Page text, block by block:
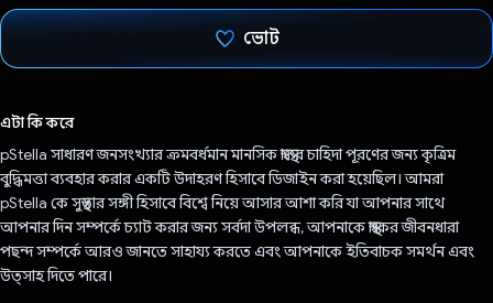
ভোট
এটা কি করে
pStella সাধারণ জনসংখ্যার ক্রমবর্ধমান মানসিক স্বাস্থ্যের চাহিদা পূরণের জন্য কৃত্রিম
বুদ্ধিমত্তা ব্যবহার করার একটি উদাহরণ হিসাবে ডিজাইন করা হয়েছিল। আমরা
pStella কে সুস্থতার সঙ্গী হিসাবে বিশ্বে নিয়ে আসার আশা করি যা আপনার সাথে
আপনার দিন সম্পর্কে চ্যাট করার জন্য সর্বদা উপলব্ধ, আপনাকে স্বাস্থ্যকর জীবনধারা
পছন্দ সম্পর্কে আরও জানতে সাহায্য করতে এবং আপনাকে ইতিবাচক সমর্থন এবং
উত্সাহ দিতে পারে।